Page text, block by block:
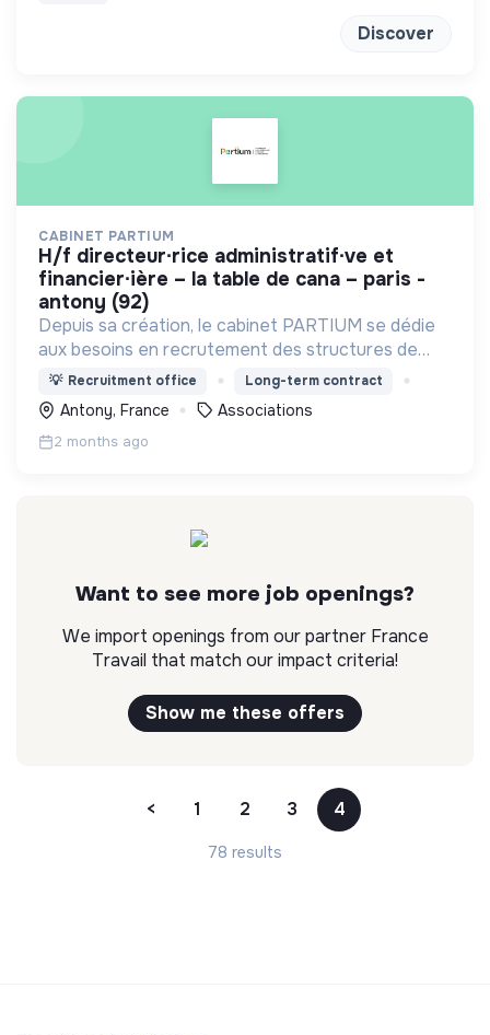
Discover
CABINET PARTIUM
h/f directeur∙rice administratif∙ve et
financier∙ière – la table de cana – paris -
antony (92)
Depuis sa création, le cabinet PARTIUM se dédie
aux besoins en recrutement des structures de
l'ESS, selon une démarche centrée à la fois sur
l'humain, les compétences, et une éthique
irréprochable.
💡 Recruitment office Long-term contract
Antony, France Associations
2 months ago
Want to see more job openings?
We import openings from our partner France
Travail that match our impact criteria!
Show me these offers
< 1 2 3 4
78 results